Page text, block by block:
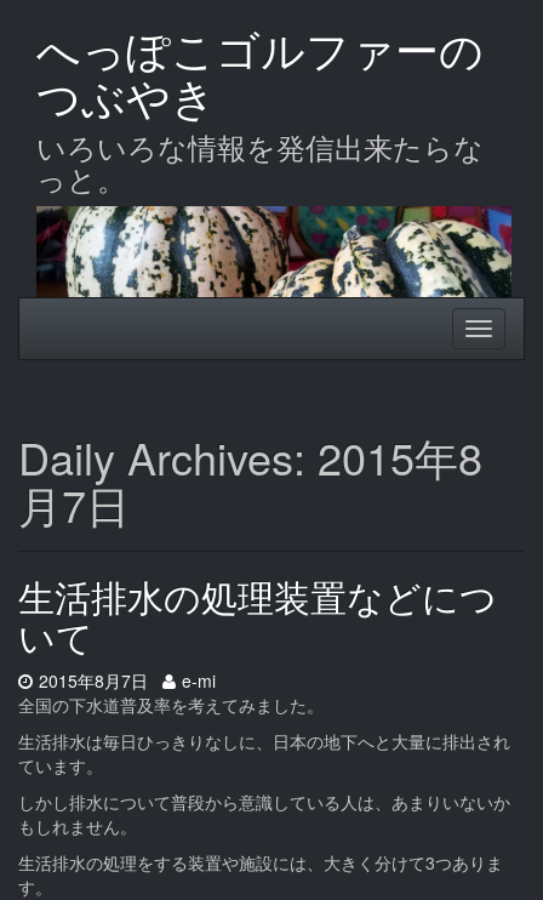
main
content
へっぽこゴルファーの
つぶやき
いろいろな情報を発信出来たらな
っと。
Toggle
Daily Archives: 2015年8
月7日
生活排水の処理装置などにつ
いて
Date:
2015年8月7日 Author:
e-mi
全国の下水道普及率を考えてみました。
生活排水は毎日ひっきりなしに、日本の地下へと大量に排出され
ています。
しかし排水について普段から意識している人は、あまりいないか
もしれません。
生活排水の処理をする装置や施設には、大きく分けて3つありま
す。